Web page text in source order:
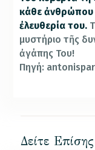
κάθε ἀνθρώπου
ἐλευθερία του.
μυστήριο τῆς
ἀγάπης Του!
Πηγή:
Δείτε Επίσης